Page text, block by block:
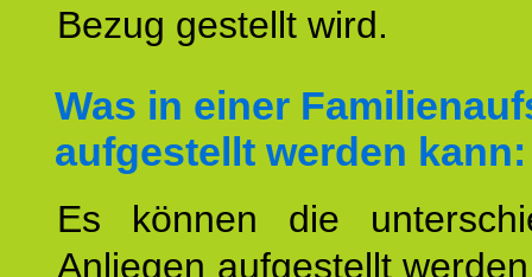
Bezug gestellt wird.
Was in einer
aufgestellt werden kann:
Es können die
Anliegen aufgestellt